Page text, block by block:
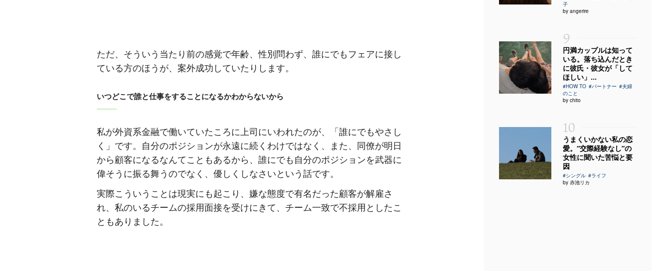
ただ、そういう当たり前の感覚で年齢、性別問わず、誰にでもフェアに接し
ている方のほうが、案外成功していたりします。
いつどこで誰と仕事をすることになるかわからないから
私が外資系金融で働いていたころに上司にいわれたのが、「誰にでもやさし
く」です。自分のポジションが永遠に続くわけではなく、また、同僚が明日
から顧客になるなんてこともあるから、誰にでも自分のポジションを武器に
偉そうに振る舞うのでなく、優しくしなさいという話です。
実際こういうことは現実にも起こり、嫌な態度で有名だった顧客が解雇さ
れ、私のいるチームの採用面接を受けにきて、チーム一致で不採用としたこ
ともありました。
子
by angerire
9
円満カップルは知って
いる。落ち込んだとき
に彼氏・彼女が「して
ほしい」...
#HOW TO #パートナー #夫婦
のこと
by chito
10
うまくいかない私の恋
愛。“交際経験なし”の
女性に聞いた苦悩と要
因
#シングル #ライフ
by 赤池リカ